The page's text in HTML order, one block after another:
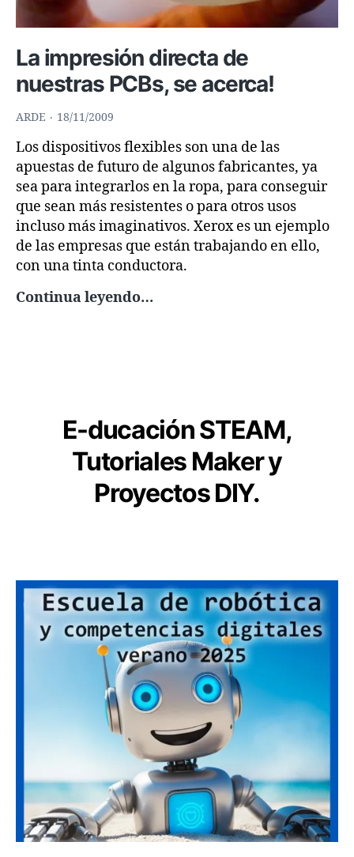
La impresión directa de
nuestras PCBs, se acerca!
ARDE 18/11/2009
Los dispositivos flexibles son una de las
apuestas de futuro de algunos fabricantes, ya
sea para integrarlos en la ropa, para conseguir
que sean más resistentes o para otros usos
incluso más imaginativos. Xerox es un ejemplo
de las empresas que están trabajando en ello,
con una tinta conductora.
Continua leyendo…La
se
acerca!
E-ducación STEAM,
Tutoriales Maker y
Proyectos DIY.